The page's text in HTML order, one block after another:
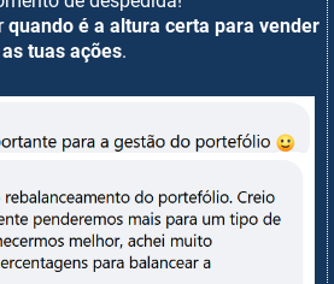
quando é a altura certa para vender
as tuas ações.